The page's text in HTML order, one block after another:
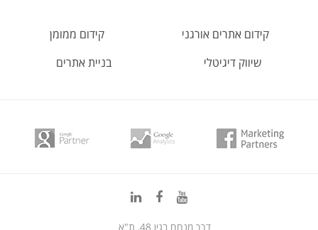
קידום אתרים אורגני
קידום ממומן
שיווק דיגיטלי
בניית אתרים
דרך מנחם בגין 48, ת"א